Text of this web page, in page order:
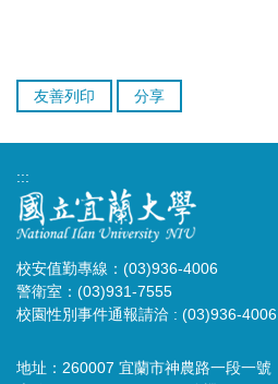
友善列印 分享
:::
校安值勤專線：(03)936-4006
警衛室：(03)931-7555
校園性別事件通報請洽 : (03)936-4006
地址：260007 宜蘭市神農路一段一號